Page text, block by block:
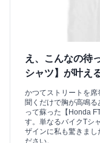
え、こんなの待
シャツ】が叶え
かつてストリートを
聞くだけで胸が高鳴
って蘇った【Honda
す。単なるバイクTシ
ザインに私も驚きまし
ださい。